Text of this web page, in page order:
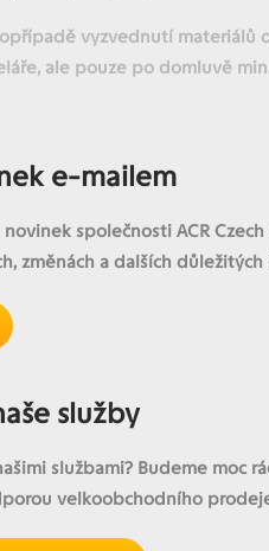
vyzvednutí materiálů
ale pouze po domluvě
e-mailem
společnosti ACR
změnách a dalších
služby
službami? Budeme moc
velkoobchodního